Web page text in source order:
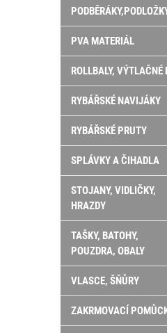
PVA MATERIÁL
ROLLBALY, VÝTLAČNÉ
RYBÁŘSKÉ NAVIJÁKY
RYBÁŘSKÉ PRUTY
SPLÁVKY A ČIHADLA
STOJANY, VIDLIČKY,
HRAZDY
TAŠKY, BATOHY,
POUZDRA, OBALY
VLASCE, ŠŇŮRY
ZAKRMOVACÍ